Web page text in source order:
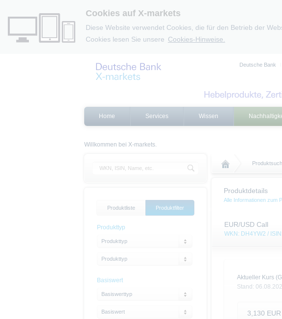
Cookies auf X-markets
Diese Website verwendet Cookies, die für den Betrieb der
Cookies lesen Sie unsere Cookies-Hinweise.
Deutsche Bank
Home Services Wissen
Willkommen bei X-markets.
Produktdetails
Alle Informationen zum
EUR/USD Call
WKN: DH4YW2 /
Aktueller Kurs
Stand:
3,130 EUR
Produktliste Produktfilter
Produkttyp
Produkttyp
Produkttyp
Basiswert
Basiswerttyp
Basiswert